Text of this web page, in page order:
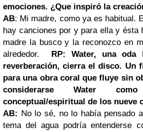
emociones. ¿Que inspiró la
AB: Mi madre, como ya es habitual.
hay canciones por y para ella y ésta
madre la busco y la reconozco en
alrededor. RP: Water, una
reverberación, cierra el disco. Un
para una obra coral que fluye sin
considerarse Water
conceptual/espiritual de los nueve
AB: No lo sé, no lo había pensado
tema del agua podría entenderse